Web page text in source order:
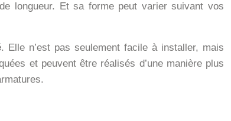
longueur. Et sa forme peut varier suivant vos
. Elle n’est pas seulement facile à installer, mais
et peuvent être réalisés d’une manière plus